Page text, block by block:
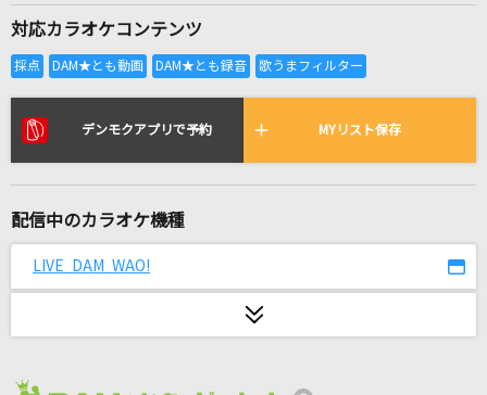
全国りれき
リアルタイムで歌われている曲の一覧
ナツミ
ゴールデンタイムラバー
対応カラオケコンテンツ
デンモクアプリで予約 MYリスト保存
配信中のカラオケ機種
LIVE DAM WAO!